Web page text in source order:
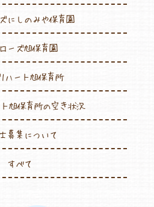
にしのみや保育園
ーズ旭保育園
ハート旭保育所
旭保育所の空き状況
募集について
すべて